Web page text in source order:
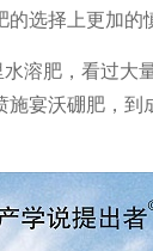
的选择上更加的
溶肥，看过大
宴沃硼肥，到